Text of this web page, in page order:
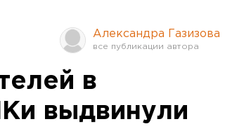
Александра Газизова
в
выдвинули